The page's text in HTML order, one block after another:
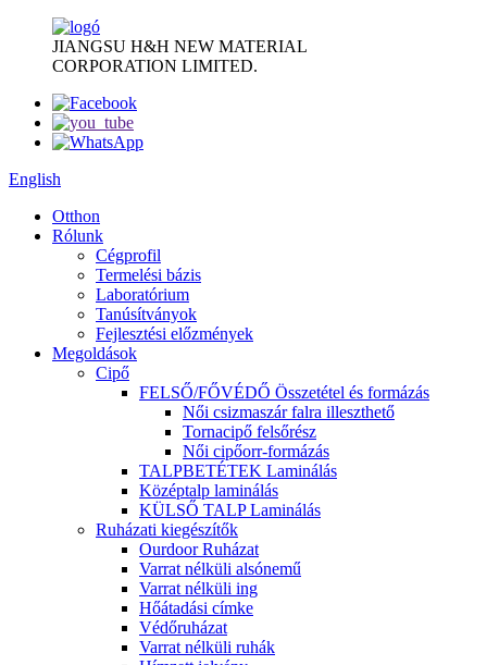
JIANGSU H&H NEW MATERIAL
CORPORATION LIMITED.
English
Otthon
Rólunk
Cégprofil
Termelési bázis
Laboratórium
Tanúsítványok
Fejlesztési előzmények
Megoldások
Cipő
FELSŐ/FŐVÉDŐ Összetétel és formázás
Női csizmaszár falra illeszthető
Tornacipő felsőrész
Női cipőorr-formázás
TALPBETÉTEK Laminálás
Középtalp laminálás
KÜLSŐ TALP Laminálás
Ruházati kiegészítők
Ourdoor Ruházat
Varrat nélküli alsónemű
Varrat nélküli ing
Hőátadási címke
Védőruházat
Varrat nélküli ruhák